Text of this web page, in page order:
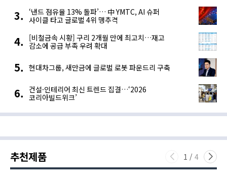
‘낸드 점유율 13% 돌파’… 中 YMTC, AI 슈퍼
사이클 타고 글로벌 4위 맹추격
[비철금속 시황] 구리 2개월 만에 최고치…재고
감소에 공급 부족 우려 확대
현대차그룹, 새만금에 글로벌 로봇 파운드리 구축
건설·인테리어 최신 트렌드 집결…‘2026
코리아빌드위크’
추천제품 1 / 4